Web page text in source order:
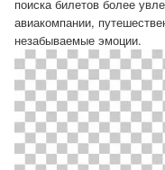
поиска билетов более
авиакомпании,
незабываемые эмоции.